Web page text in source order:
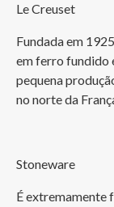
Le Creuset
Fundada em
em ferro fundido
pequena
no norte da
Stoneware
É extremamente